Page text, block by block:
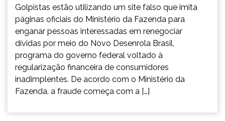
Golpistas estão utilizando um site falso que imita
páginas oficiais do Ministério da Fazenda para
enganar pessoas interessadas em renegociar
dívidas por meio do Novo Desenrola Brasil,
programa do governo federal voltado à
regularização financeira de consumidores
inadimplentes. De acordo com o Ministério da
Fazenda, a fraude começa com a […]